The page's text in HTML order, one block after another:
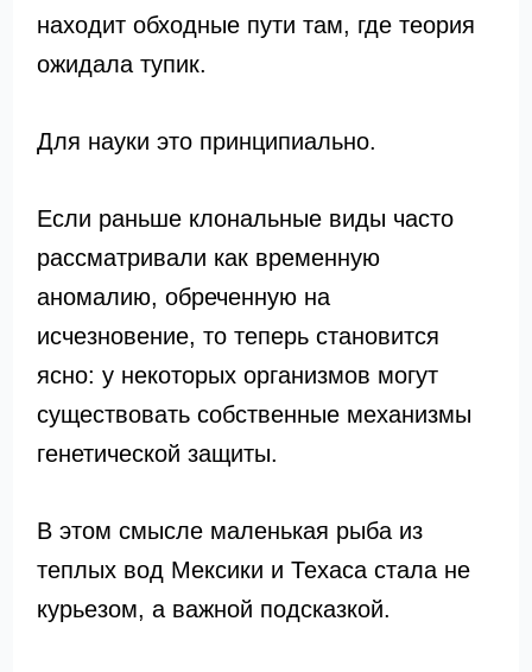
находит обходные пути там, где теория
ожидала тупик.
Для науки это принципиально.
Если раньше клональные виды часто
рассматривали как временную
аномалию, обреченную на
исчезновение, то теперь становится
ясно: у некоторых организмов могут
существовать собственные механизмы
генетической защиты.
В этом смысле маленькая рыба из
теплых вод Мексики и Техаса стала не
курьезом, а важной подсказкой.